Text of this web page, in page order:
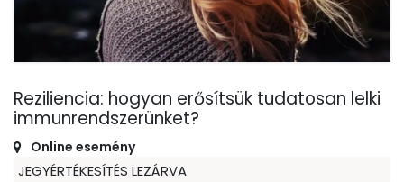
Reziliencia: hogyan erősítsük tudatosan lelki
immunrendszerünket?
Online esemény
JEGYÉRTÉKESÍTÉS LEZÁRVA